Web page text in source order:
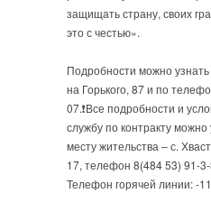
защищать страну, своих
это с честью».
Подробности можно узнать
на Горького, 87 и по
07.❗️Все подробности и
службу по контракту
месту жительства – с.
17, телефон 8(484 53) 91-
Телефон горячей линии: -